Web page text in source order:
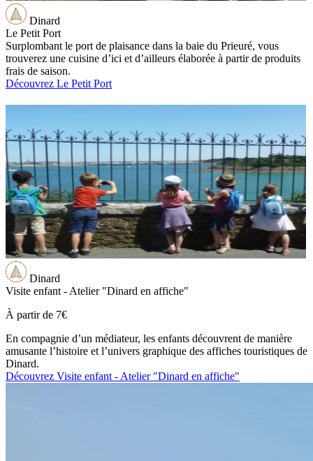
Dinard
Le Petit Port
Surplombant le port de plaisance dans la baie du Prieuré, vous
trouverez une cuisine d’ici et d’ailleurs élaborée à partir de produits
frais de saison.
Découvrez Le Petit Port
Dinard
Visite enfant - Atelier "Dinard en affiche"
À partir de 7€
En compagnie d’un médiateur, les enfants découvrent de manière
amusante l’histoire et l’univers graphique des affiches touristiques de
Dinard.
Découvrez Visite enfant - Atelier "Dinard en affiche"